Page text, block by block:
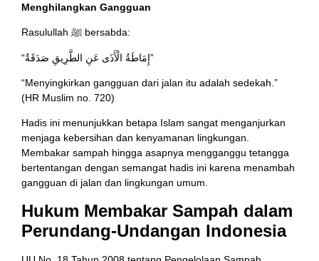
Menghilangkan Gangguan
Rasulullah ﷺ bersabda:
“إِمَاطَةُ الْأَذَى عَنِ الطَّرِيقِ صَدَقَةٌ”
“Menyingkirkan gangguan dari jalan itu adalah sedekah.”
(HR Muslim no. 720)
Hadis ini menunjukkan betapa Islam sangat menganjurkan
menjaga kebersihan dan kenyamanan lingkungan.
Membakar sampah hingga asapnya mengganggu tetangga
bertentangan dengan semangat hadis ini karena menambah
gangguan di jalan dan lingkungan umum.
Hukum Membakar Sampah dalam
Perundang-Undangan Indonesia